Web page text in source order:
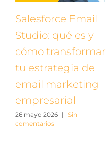
Salesforce Email
Studio: qué es y
cómo transformar
tu estrategia de
email marketing
empresarial
26 mayo 2026 | Sin
comentarios